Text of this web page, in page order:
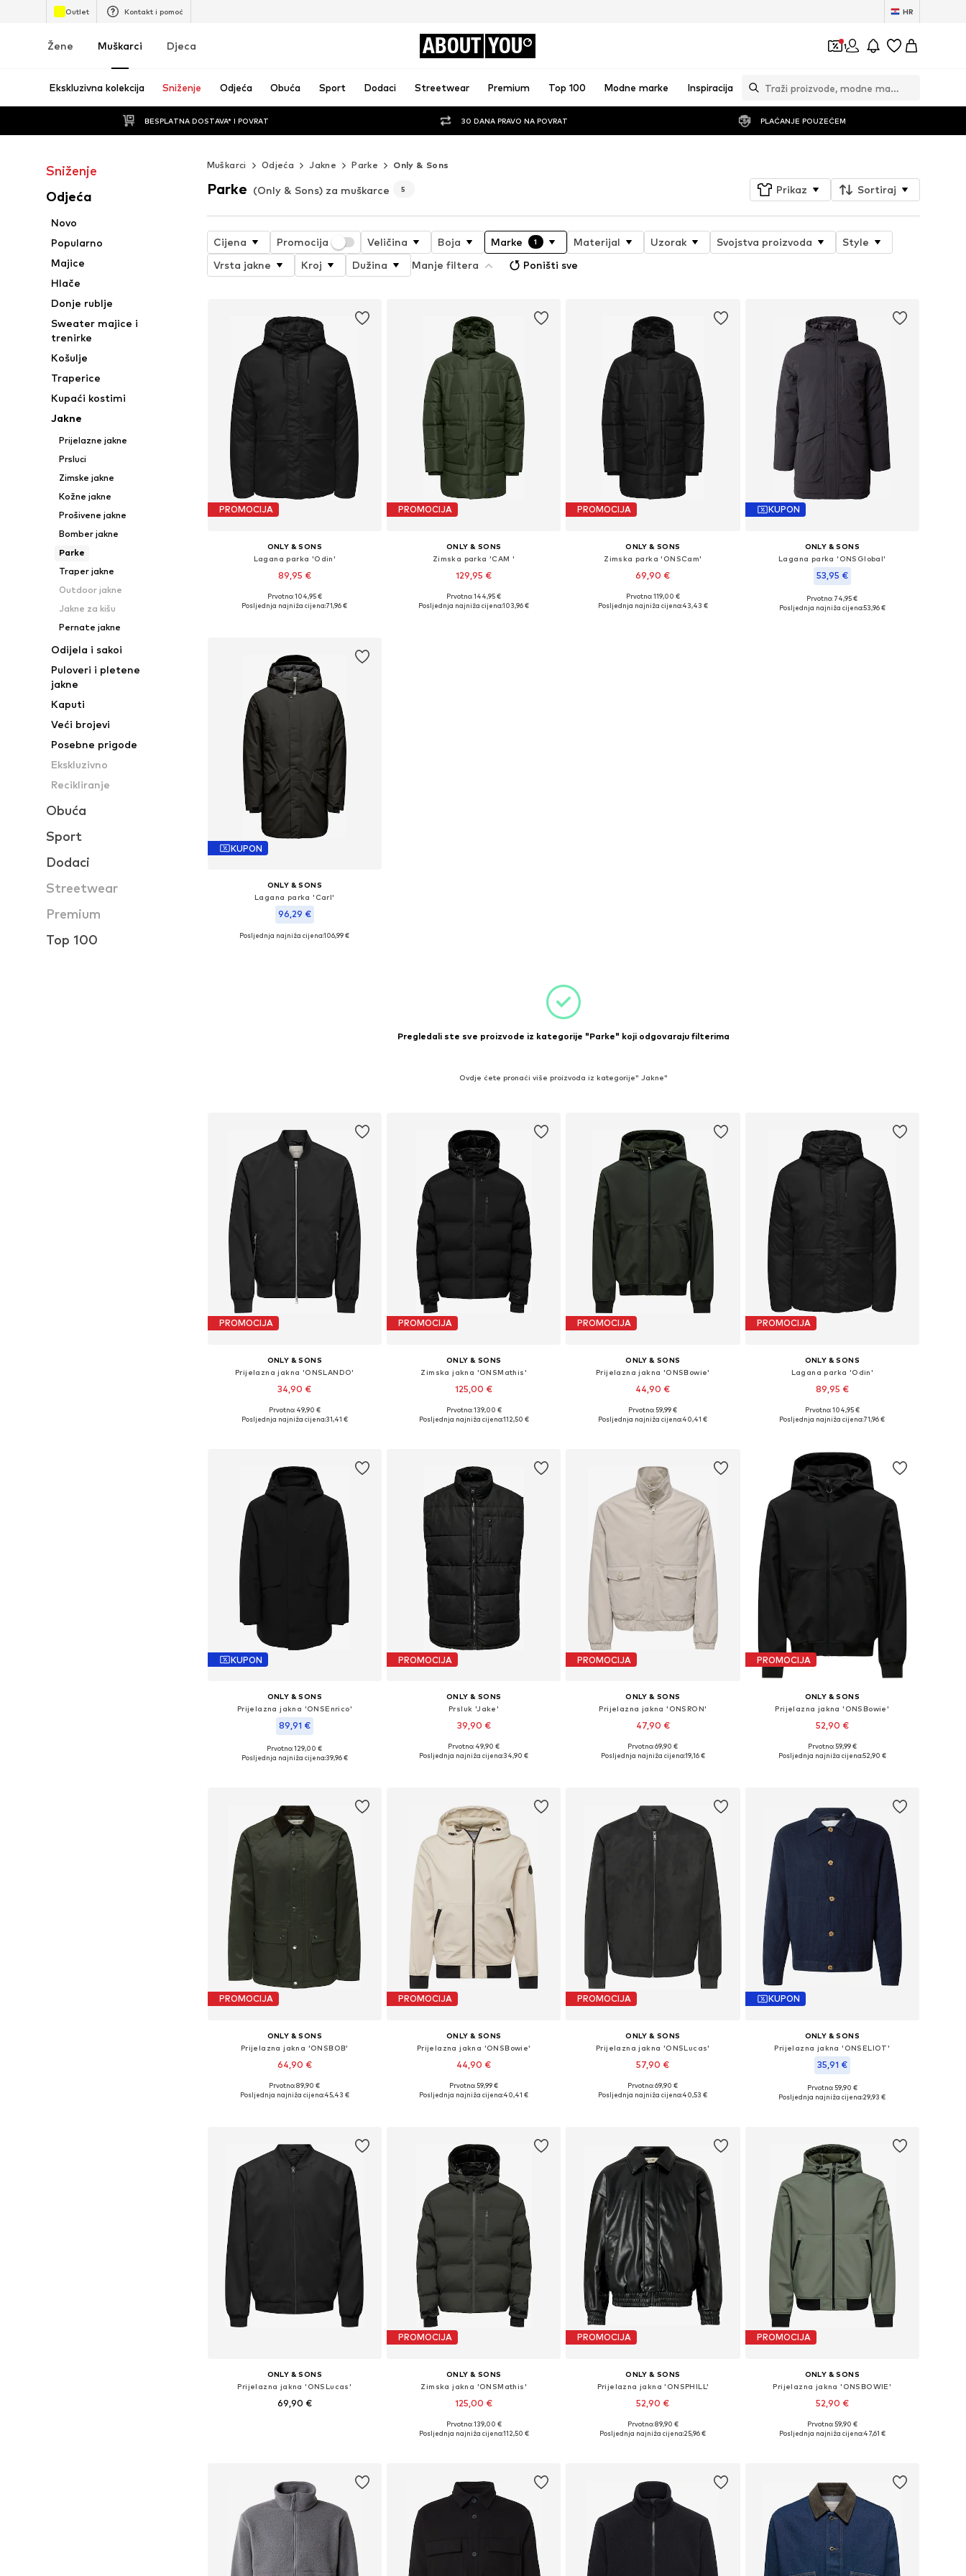
Outlet Kontakt i pomoć HR
Žene Muškarci Djeca ABOUT YOU 1
Ekskluzivna kolekcija Sniženje Odjeća Obuća Sport Dodaci Streetwear Premium Top 100 Modne marke Inspiracija
BESPLATNA DOSTAVA* I POVRAT 30 DANA PRAVO NA POVRAT PLAĆANJE POUZEĆEM
Sniženje
Odjeća
Novo
Popularno
Majice
Hlače
Donje rublje
Sweater majice i
trenirke
Košulje
Traperice
Kupaći kostimi
Jakne
Prijelazne jakne
Prsluci
Zimske jakne
Kožne jakne
Prošivene jakne
Bomber jakne
Parke
Traper jakne
Outdoor jakne
Jakne za kišu
Pernate jakne
Odijela i sakoi
Puloveri i pletene
jakne
Kaputi
Veći brojevi
Posebne prigode
Ekskluzivno
Recikliranje
Obuća
Sport
Dodaci
Streetwear
Premium
Top 100
Muškarci Odjeća Jakne Parke Only & Sons
Parke (Only & Sons) za muškarce 5 Prikaz Sortiraj
Cijena Promocija Veličina Boja Marke 1 Materijal Uzorak Svojstva proizvoda
Style
Vrsta jakne
Kroj Dužina Manje filtera Poništi sve
PROMOCIJA
ONLY & SONS
Lagana parka 'Odin'
89,95 €
Dostupne veličine: S, M, L, XXL
Prvotno: 104,95 €
Posljednja najniža cijena:71,96 €
PROMOCIJA
ONLY & SONS
Zimska parka 'CAM '
129,95 €
Dostupne veličine: S, M, L, XL, XXL
Prvotno: 144,95 €
Posljednja najniža cijena:103,96 €
PROMOCIJA
ONLY & SONS
Zimska parka 'ONSCam'
69,90 €
Dostupne veličine: XS, S, M, L, XL
Prvotno: 119,00 €
Posljednja najniža cijena:43,43 €
KUPON
ONLY & SONS
Lagana parka 'ONSGlobal'
53,95 €
Dostupne veličine: XL
Prvotno: 74,95 €
Posljednja najniža cijena:53,96 €
KUPON
ONLY & SONS
Lagana parka 'Carl'
96,29 €
Dostupne veličine: XXL
Posljednja najniža cijena:106,99 €
Pregledali ste sve proizvode iz kategorije "Parke" koji odgovaraju filterima
Ovdje ćete pronaći više proizvoda iz kategorije" Jakne"
PROMOCIJA
ONLY & SONS
Prijelazna jakna 'ONSLANDO'
34,90 €
Dostupne veličine: S, M, L, XL, XXL
Prvotno: 49,90 €
Posljednja najniža cijena:31,41 €
PROMOCIJA
ONLY & SONS
Zimska jakna 'ONSMathis'
125,00 €
Dostupne veličine: XS, S, M, L, XL, XXL
Prvotno: 139,00 €
Posljednja najniža cijena:112,50 €
PROMOCIJA
ONLY & SONS
Prijelazna jakna 'ONSBowie'
44,90 €
Dostupne veličine: XS, S, M, L, XL, XXL
Prvotno: 59,99 €
Posljednja najniža cijena:40,41 €
PROMOCIJA
ONLY & SONS
Lagana parka 'Odin'
89,95 €
Dostupne veličine: S, M, L, XXL
Prvotno: 104,95 €
Posljednja najniža cijena:71,96 €
KUPON
ONLY & SONS
Prijelazna jakna 'ONSEnrico'
89,91 €
Dostupne veličine: XS, S, M, L, XL
Prvotno: 129,00 €
Posljednja najniža cijena:39,96 €
PROMOCIJA
ONLY & SONS
Prsluk 'Jake'
39,90 €
Dostupne veličine: XS, S, M, L, XL, XXL
Prvotno: 49,90 €
Posljednja najniža cijena:34,90 €
PROMOCIJA
ONLY & SONS
Prijelazna jakna 'ONSRON'
47,90 €
Dostupne veličine: S, M, L
Prvotno: 69,90 €
Posljednja najniža cijena:19,16 €
PROMOCIJA
ONLY & SONS
Prijelazna jakna 'ONSBowie'
52,90 €
Dostupne veličine: XS, S, M, L, XL, XXL
Prvotno: 59,99 €
Posljednja najniža cijena:52,90 €
PROMOCIJA
ONLY & SONS
Prijelazna jakna 'ONSBOB'
64,90 €
Dostupne veličine: S, M, L, XL, XXL
Prvotno: 89,90 €
Posljednja najniža cijena:45,43 €
PROMOCIJA
ONLY & SONS
Prijelazna jakna 'ONSBowie'
44,90 €
Dostupne veličine: XS, S, M, L, XL, XXL
Prvotno: 59,99 €
Posljednja najniža cijena:40,41 €
PROMOCIJA
ONLY & SONS
Prijelazna jakna 'ONSLucas'
57,90 €
Dostupne veličine: XS, S, M, L, XL, XXL
Prvotno: 69,90 €
Posljednja najniža cijena:40,53 €
KUPON
ONLY & SONS
Prijelazna jakna 'ONSELIOT'
35,91 €
Dostupne veličine: M, L, XL, XXL
Prvotno: 59,90 €
Posljednja najniža cijena:29,93 €
ONLY & SONS
Prijelazna jakna 'ONSLucas'
69,90 €
PROMOCIJA
ONLY & SONS
Zimska jakna 'ONSMathis'
125,00 €
Dostupne veličine: XS, S, M, L, XL, XXL
Prvotno: 139,00 €
Posljednja najniža cijena:112,50 €
PROMOCIJA
ONLY & SONS
Prijelazna jakna 'ONSPHILL'
52,90 €
Dostupne veličine: S, M, L, XL
Prvotno: 89,90 €
Posljednja najniža cijena:25,96 €
PROMOCIJA
ONLY & SONS
Prijelazna jakna 'ONSBOWIE'
52,90 €
Dostupne veličine: XS, S, M, L, XL, XXL
Prvotno: 59,90 €
Posljednja najniža cijena:47,61 €